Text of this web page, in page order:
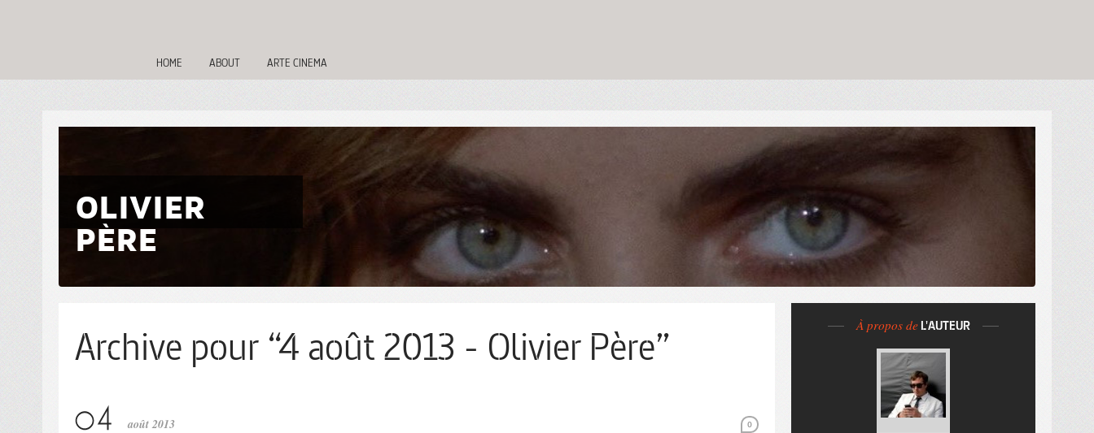
HOME ABOUT ARTE CINEMA
OLIVIER
PÈRE
Archive pour “4 août 2013 - Olivier Père”
0
août 2013
À propos de L'AUTEUR